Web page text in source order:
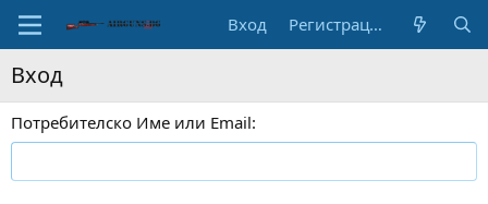
Вход Регистрация
Вход
Потребителско Име или Email